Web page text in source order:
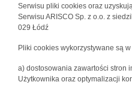
Serwisu pliki cookies oraz
Serwisu ARISCO Sp. z o.o. z
029 Łódź
Pliki cookies wykorzystywane są
a) dostosowania zawartości stron
Użytkownika oraz optymalizacji